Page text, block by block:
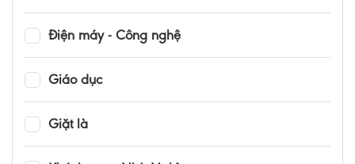
Điện máy - Công nghệ
Giáo dục
Giặt là